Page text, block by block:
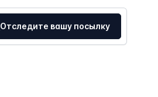
Отследите вашу посылку